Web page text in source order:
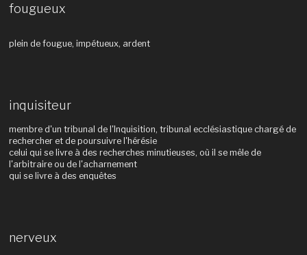
fougueux
plein de fougue, impétueux, ardent
inquisiteur
membre d'un tribunal de l'Inquisition, tribunal ecclésiastique chargé de
rechercher et de poursuivre l'hérésie
celui qui se livre à des recherches minutieuses, où il se mêle de
l'arbitraire ou de l'acharnement
qui se livre à des enquêtes
nerveux